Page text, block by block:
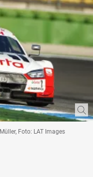
Foto: LAT Images